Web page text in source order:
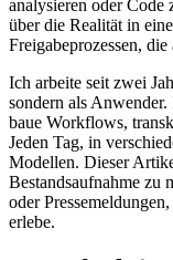
analysieren oder Code
über die Realität in
Freigabeprozessen,
Ich arbeite seit zwei
sondern als
baue Workflows,
Jeden Tag, in
Modellen. Dieser
Bestandsaufnahme zu
oder
erlebe.